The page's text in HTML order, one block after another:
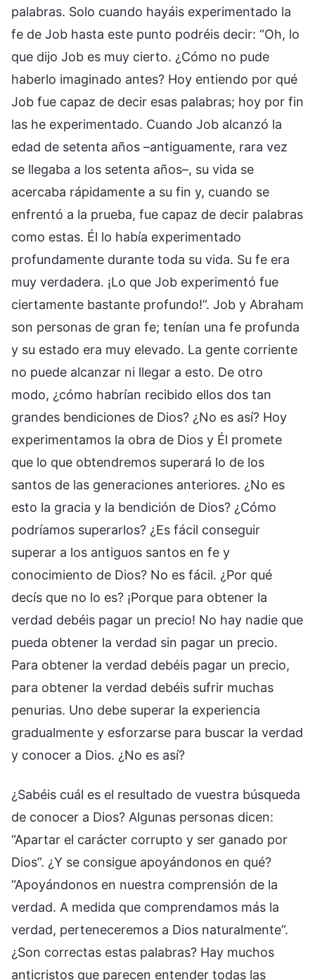
palabras. Solo cuando hayáis experimentado la
fe de Job hasta este punto podréis decir: “Oh, lo
que dijo Job es muy cierto. ¿Cómo no pude
haberlo imaginado antes? Hoy entiendo por qué
Job fue capaz de decir esas palabras; hoy por fin
las he experimentado. Cuando Job alcanzó la
edad de setenta años –antiguamente, rara vez
se llegaba a los setenta años–, su vida se
acercaba rápidamente a su fin y, cuando se
enfrentó a la prueba, fue capaz de decir palabras
como estas. Él lo había experimentado
profundamente durante toda su vida. Su fe era
muy verdadera. ¡Lo que Job experimentó fue
ciertamente bastante profundo!”. Job y Abraham
son personas de gran fe; tenían una fe profunda
y su estado era muy elevado. La gente corriente
no puede alcanzar ni llegar a esto. De otro
modo, ¿cómo habrían recibido ellos dos tan
grandes bendiciones de Dios? ¿No es así? Hoy
experimentamos la obra de Dios y Él promete
que lo que obtendremos superará lo de los
santos de las generaciones anteriores. ¿No es
esto la gracia y la bendición de Dios? ¿Cómo
podríamos superarlos? ¿Es fácil conseguir
superar a los antiguos santos en fe y
conocimiento de Dios? No es fácil. ¿Por qué
decís que no lo es? ¡Porque para obtener la
verdad debéis pagar un precio! No hay nadie que
pueda obtener la verdad sin pagar un precio.
Para obtener la verdad debéis pagar un precio,
para obtener la verdad debéis sufrir muchas
penurias. Uno debe superar la experiencia
gradualmente y esforzarse para buscar la verdad
y conocer a Dios. ¿No es así?
¿Sabéis cuál es el resultado de vuestra búsqueda
de conocer a Dios? Algunas personas dicen:
“Apartar el carácter corrupto y ser ganado por
Dios”. ¿Y se consigue apoyándonos en qué?
“Apoyándonos en nuestra comprensión de la
verdad. A medida que comprendamos más la
verdad, perteneceremos a Dios naturalmente”.
¿Son correctas estas palabras? Hay muchos
anticristos que parecen entender todas las